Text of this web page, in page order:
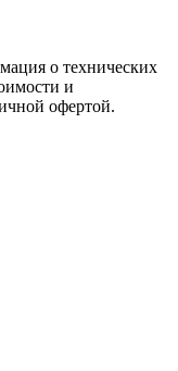
о технических
и
офертой.